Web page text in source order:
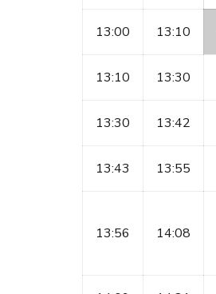
13:00 13:10
13:10 13:30
13:30 13:42
13:43 13:55
13:56 14:08